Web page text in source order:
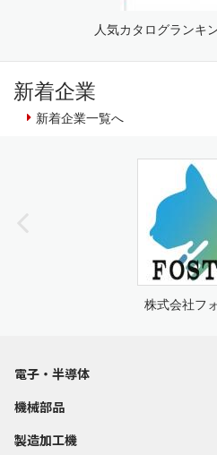
人気カタログランキ
新着企業
新着企業一覧へ
株式会社フ
電子・半導体
機械部品
製造加工機